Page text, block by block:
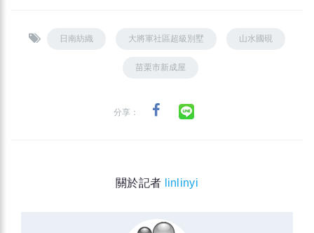
日南紡織 大將軍社區超級別墅 山水國硯
苗栗市新成屋
分享：
關於記者 linlinyi